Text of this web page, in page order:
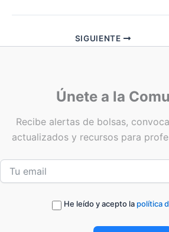
SIGUIENTE
Únete a la
Recibe alertas de bolsas,
actualizados y recursos para
He leído y acepto la política